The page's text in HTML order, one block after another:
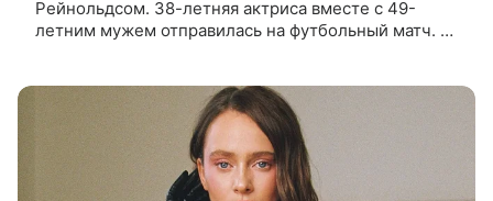
Рейнольдсом. 38-летняя актриса вместе с 49-
летним мужем отправилась на футбольный матч. На